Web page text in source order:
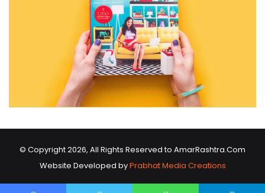
© Copyright 2026, All Rights Reserved to AmarRashtra.Com
Website Developed byPrabhat Media Creations